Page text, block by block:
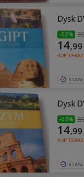
Dysk
-62%
KUP TERAZ
14,99
Dysk
-62%
KUP TERAZ
14,99